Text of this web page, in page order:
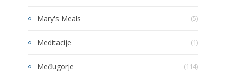
Mary's Meals (5)
Meditacije (1)
Međugorje (114)